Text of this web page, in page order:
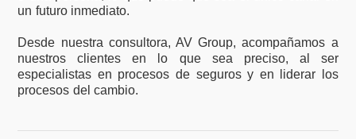
un futuro inmediato.
Desde nuestra consultora, AV Group, acompañamos a
nuestros clientes en lo que sea preciso, al ser
especialistas en procesos de seguros y en liderar los
procesos del cambio.